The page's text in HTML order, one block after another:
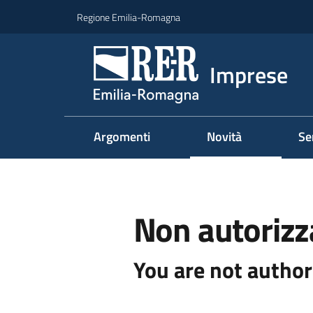
Regione Emilia-Romagna
Imprese
Argomenti Novità
Non
You are not